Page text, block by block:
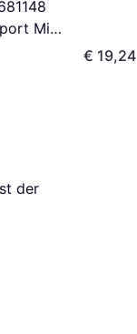
Mini
€ 19,24
der